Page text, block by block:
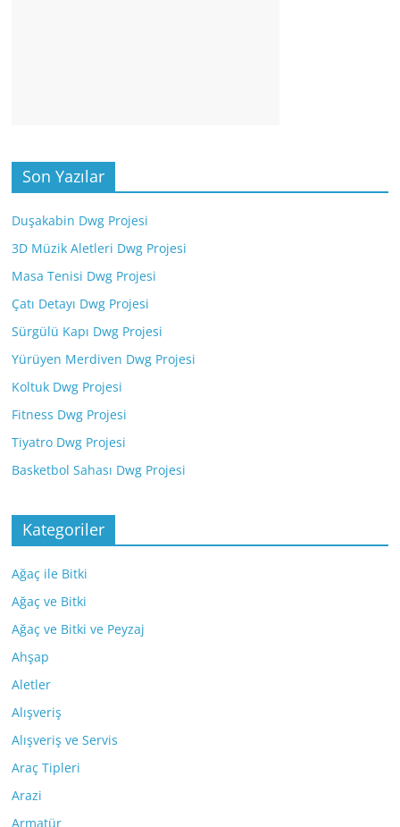
Son Yazılar
Duşakabin Dwg Projesi
3D Müzik Aletleri Dwg Projesi
Masa Tenisi Dwg Projesi
Çatı Detayı Dwg Projesi
Sürgülü Kapı Dwg Projesi
Yürüyen Merdiven Dwg Projesi
Koltuk Dwg Projesi
Fitness Dwg Projesi
Tiyatro Dwg Projesi
Basketbol Sahası Dwg Projesi
Kategoriler
Ağaç ile Bitki
Ağaç ve Bitki
Ağaç ve Bitki ve Peyzaj
Ahşap
Aletler
Alışveriş
Alışveriş ve Servis
Araç Tipleri
Arazi
Armatür